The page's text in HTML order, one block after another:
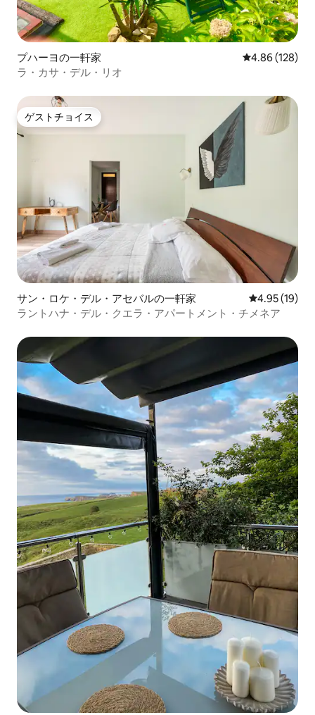
プハーヨの一軒家 レビュー128
4.86 (128)
ラ・カサ・デル・リオ
ゲストチョイス
ゲストチョイス
サン・ロケ・デル・アセバルの一軒家 レビュー19
4.95 (19)
ラントハナ・デル・クエラ・アパートメント・チメネア